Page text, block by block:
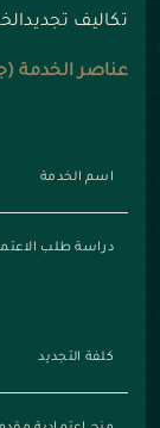
تكاليف تجديدالخدمة
عناصر الخدمة
اسم الخدمة
دراسة طلب
كلفة التجديد